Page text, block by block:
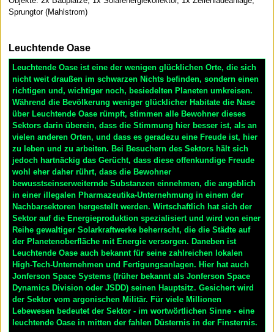
Sprungtor (Mahlstrom)
Leuchtende Oase
Leuchtende Oase ist eine der wenigen glücklichen Orte, die sich
nicht weit draußen im schwarzen Nichts befinden, sondern einen
richtigen und, wichtiger noch, besiedelten Planeten umkreisen.
Während die Bevölkerung weniger glücklicher Habitate die Nase
über Leuchtende Oase rümpft, stimmen alle Bewohner dieses
Sektors darin überein, dass die Stimmung hier besser ist, als an
vielen anderen Orten, und dass es geradezu eine Freude ist, hier
zu leben und zu arbeiten. Bei Besuchern des Sektors hält sich
jedoch hartnäckig das Gerücht, dass diese offenkundige Freude
wohl eher daher rührt, dass die Bewohner
bewusstseinserweiternde Substanzen einnehmen, die angeblich
in einer illegalen Pharmazeutika-Unternehmung in einem der
Nachbarsektoren hergestellt werden. Wirtschaftlich hat sich der
Sektor auf die Energieproduktion spezialisiert und wird von einer
Reihe gewaltiger Solarkraftwerke beherrscht, die die Städte auf
der Planetenoberfläche mit Energie versorgen. Daneben ist
Leuchtende Oase auch bekannt für seine zahlreichen lokalen
High-Tech-Unternehmen und Fertigungsanlagen. Hier hat auch
Jonferson Space Systems (früher bekannt als Jonferson Space
Dynamics Division oder JSDD) seinen Hauptsitz. Gesichert wird
der Sektor vom argonischen Militär. Für viele Millionen
Lebewesen bedeutet der Sektor - im wortwörtlichen Sinne - eine
leuchtende Oase in mitten der fahlen Düsternis in der Finsternis.